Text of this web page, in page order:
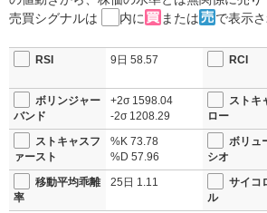
売買シグナルは
内に または で表示さ
RSI 9日 58.57 RCI
ボリンジャー
バンド
+2σ 1598.04
-2σ 1208.29
ストキ
ロー
ストキャスフ
ァースト
%K 73.78
%D 57.96
ボリュ
シオ
移動平均乖離
率
25日 1.11
サイコ
ル